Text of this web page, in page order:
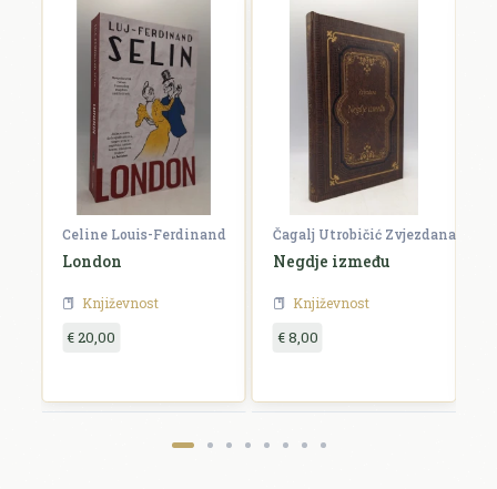
Celine Louis-Ferdinand
London
Književnost
€ 20,00
Čagalj Utrobičić Zvjezdana
Negdje između
Književnost
€ 8,00